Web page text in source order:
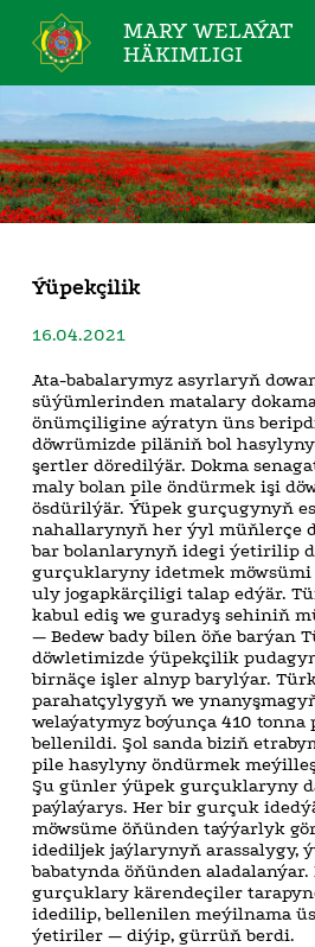
MARY WELAÝAT
HÄKIMLIGI
Ýüpekçilik
16.04.2021
Ata-babalarymyz asyrlaryň
süýümlerinden matalary
önümçiligine aýratyn üns
döwrümizde piläniň bol
şertler döredilýär. Dokma
maly bolan pile öndürmek işi
ösdürilýär. Ýüpek gurçugynyň
nahallarynyň her ýyl müňlerçe
bar bolanlarynyň idegi ýetirilip
gurçuklaryny idetmek möwsümi
uly jogapkärçiligi talap edýär.
kabul ediş we guradyş sehiniň
— Bedew bady bilen öňe barýan
döwletimizde ýüpekçilik
birnäçe işler alnyp barylýar.
parahatçylygyň we
welaýatymyz boýunça 410
bellenildi. Şol sanda biziň
pile hasylyny öndürmek
Şu günler ýüpek gurçuklaryny
paýlaýarys. Her bir gurçuk
möwsüme öňünden taýýarlyk
idediljek jaýlarynyň arassalygy,
babatynda öňünden aladalanýar.
gurçuklary kärendeçiler
idedilip, bellenilen meýilnama
ýetiriler — diýip, gürrüň berdi.